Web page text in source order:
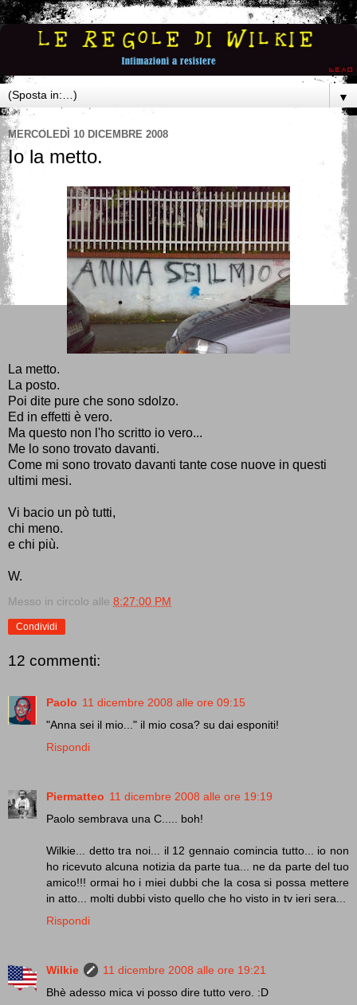
▼
MERCOLEDÌ 10 DICEMBRE 2008
Io la metto.
La metto.
La posto.
Poi dite pure che sono sdolzo.
Ed in effetti è vero.
Ma questo non l'ho scritto io vero...
Me lo sono trovato davanti.
Come mi sono trovato davanti tante cose nuove in questi
ultimi mesi.
Vi bacio un pò tutti,
chi meno.
e chi più.
W.
Messo in circolo alle 8:27:00 PM
Condividi
12 commenti:
Paolo 11 dicembre 2008 alle ore 09:15
"Anna sei il mio..." il mio cosa? su dai esponiti!
Rispondi
Piermatteo 11 dicembre 2008 alle ore 19:19
Paolo sembrava una C..... boh!
Wilkie... detto tra noi... il 12 gennaio comincia tutto... io non
ho ricevuto alcuna notizia da parte tua... ne da parte del tuo
amico!!! ormai ho i miei dubbi che la cosa si possa mettere
in atto... molti dubbi visto quello che ho visto in tv ieri sera...
Rispondi
Wilkie
11 dicembre 2008 alle ore 19:21
Bhè adesso mica vi posso dire tutto vero. :D